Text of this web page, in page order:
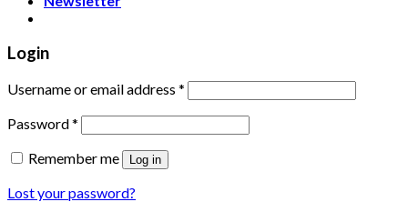
Login
Username or email address *
Password*
Remember me
Log in
Lost your password?